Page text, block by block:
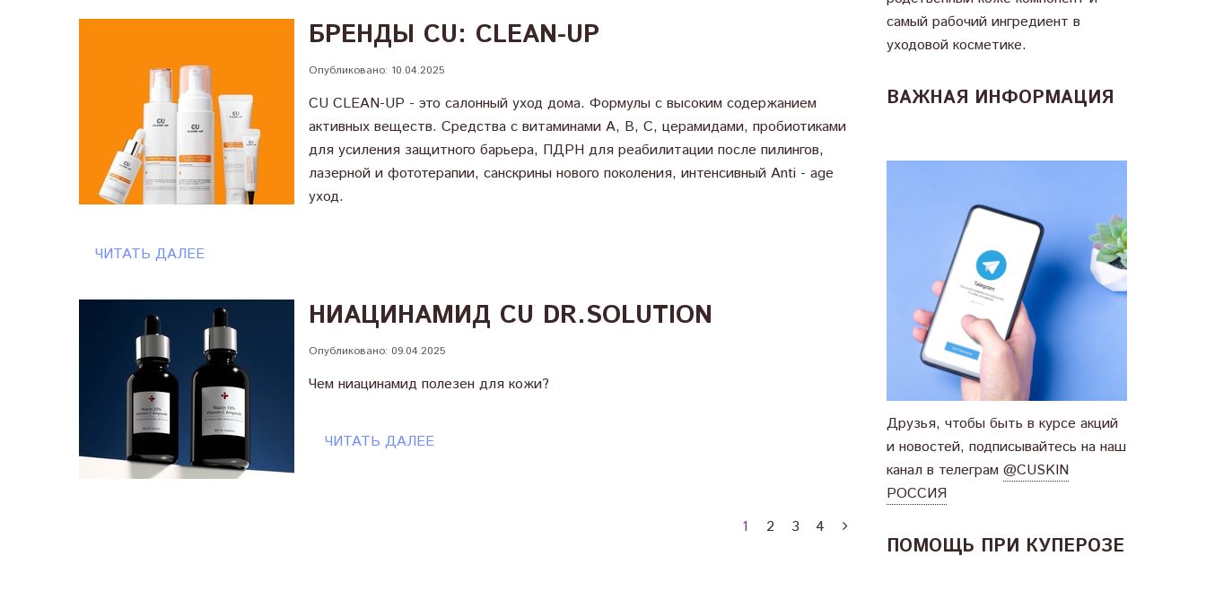
самый рабочий ингредиент в
уходовой косметике.
ВАЖНАЯ ИНФОРМАЦИЯ
Друзья, чтобы быть в курсе акций
и новостей, подписывайтесь на наш
канал в телеграм @CUSKIN
РОССИЯ
ПОМОЩЬ ПРИ КУПЕРОЗЕ
БРЕНДЫ CU: CLEAN-UP
Опубликовано: 10.04.2025
CU CLEAN-UP - это салонный уход дома. Формулы с высоким содержанием
активных веществ. Средства с витаминами A, В, C, церамидами, пробиотиками
для усиления защитного барьера, ПДРН для реабилитации после пилингов,
лазерной и фототерапии, санскрины нового поколения, интенсивный Anti - age
уход.
ЧИТАТЬ ДАЛЕЕ
НИАЦИНАМИД CU DR.SOLUTION
Опубликовано: 09.04.2025
Чем ниацинамид полезен для кожи?
ЧИТАТЬ ДАЛЕЕ
1 2 3 4